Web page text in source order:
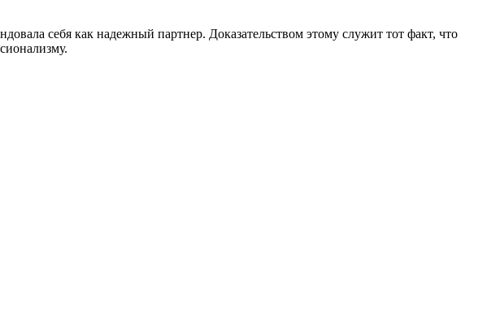
себя как надежный партнер. Доказательством этому служит тот факт, что